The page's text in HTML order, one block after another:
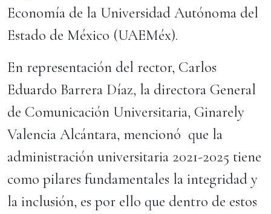
Economía de la Universidad Autónoma del
Estado de México (UAEMéx).
En representación del rector, Carlos
Eduardo Barrera Díaz, la directora General
de Comunicación Universitaria, Ginarely
Valencia Alcántara, mencionó que la
administración universitaria 2021-2025 tiene
como pilares fundamentales la integridad y
la inclusión, es por ello que dentro de estos